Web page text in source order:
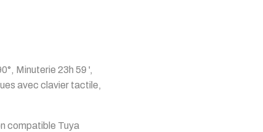
Minuterie 23h 59 ',
avec clavier tactile,
compatible Tuya